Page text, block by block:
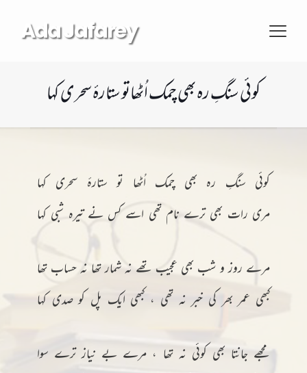
Ada Jafarey
کوئی سنگِ رہ بھی چمک اُٹھاتو ستارۂ سحری کہا
کوئی سنگِ رہ بھی چمک اُٹھا تو ستارۂ سحری کہا
مری رات بھی ترے نام تھی اسے کس نے تیرہ شبی کہا
مرے روز و شب بھی عجیب تھے نہ شمار تھا نہ حساب تھا
کبھی عمر بھر کی خبر نہ تھی ، کبھی ایک پل کو صدی کہا
مجھے جانتا بھی کوئی نہ تھا ، مرے بے نیاز ترے سوا